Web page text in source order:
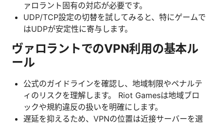
ァロラント固有の対応が必要です。
UDP/TCP設定の切替を試してみると、特にゲームで
はUDPが安定性に寄与します。
ヴァロラントでのVPN利用の基本ル
ール
公式のガイドラインを確認し、地域制限やペナルテ
ィのリスクを理解します。 Riot Gamesは地域ブロ
ックや規約違反の扱いを明確にします。
遅延を抑えるため、VPNの位置は近接サーバーを選